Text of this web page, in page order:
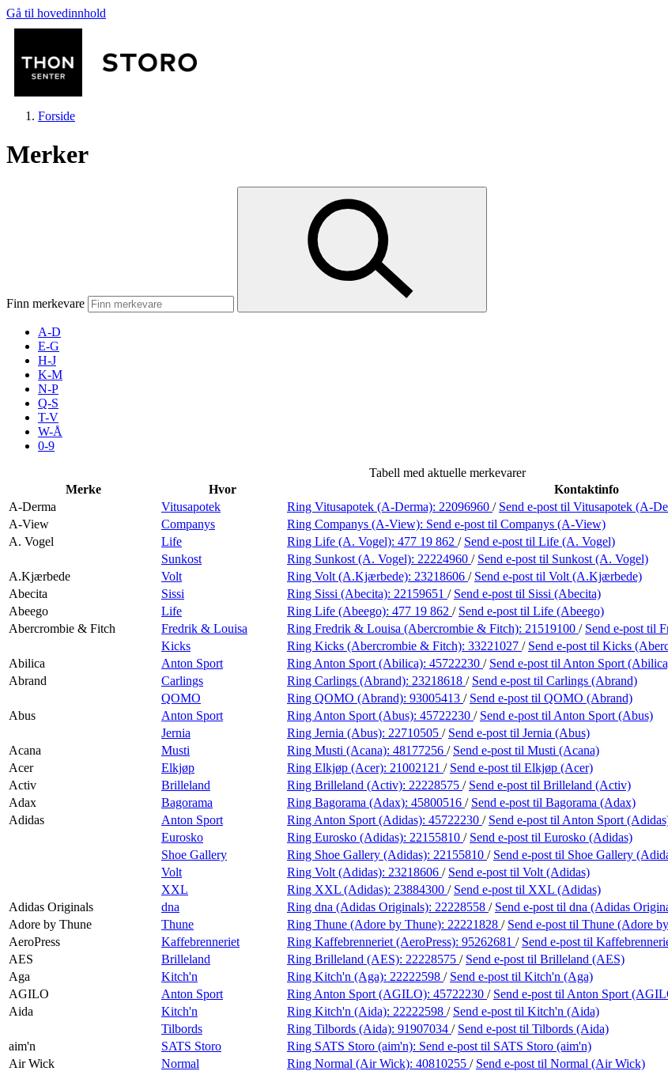
Gå til hovedinnhold
Mat og drikke
Merker
Inspirasjon
Praktisk informasjon
Ledige stillinger
Forside
Merker
Finn merkevare
A-D
E-G
H-J
K-M
N-P
Q-S
T-V
W-Å
0-9
Tabell med aktuelle merkevarer
Merke
Hvor
Kontaktinfo
A-Derma
Vitusapotek Ring Vitusapotek (A-Derma): 22096960 / Send e-post til Vitusapotek (A-
A-View
Companys Ring Companys (A-View): Send e-post til Companys (A-View)
A. Vogel
Life Ring Life (A. Vogel): 477 19 862 / Send e-post til Life (A. Vogel)
Sunkost
Ring Sunkost (A. Vogel): 22224960 / Send e-post til Sunkost (A. Vogel)
A.Kjærbede
Volt Ring Volt (A.Kjærbede): 23218606 / Send e-post til Volt (A.Kjærbede)
Abecita
Sissi Ring Sissi (Abecita): 22159651 / Send e-post til Sissi (Abecita)
Abeego
Life Ring Life (Abeego): 477 19 862 / Send e-post til Life (Abeego)
Abercrombie & Fitch
Fredrik & Louisa Ring Fredrik & Louisa (Abercrombie & Fitch): 21519100 / Send e-post til
Kicks
Ring Kicks (Abercrombie & Fitch): 33221027 / Send e-post til Kicks
Abilica
Anton Sport Ring Anton Sport (Abilica): 45722230 / Send e-post til Anton Sport
Abrand
Carlings Ring Carlings (Abrand): 23218618 / Send e-post til Carlings (Abrand)
QOMO
Ring QOMO (Abrand): 93005413 / Send e-post til QOMO (Abrand)
Abus
Anton Sport Ring Anton Sport (Abus): 45722230 / Send e-post til Anton Sport (Abus)
Jernia
Ring Jernia (Abus): 22710505 / Send e-post til Jernia (Abus)
Acana
Musti Ring Musti (Acana): 48177256 / Send e-post til Musti (Acana)
Acer
Elkjøp Ring Elkjøp (Acer): 21002121 / Send e-post til Elkjøp (Acer)
Activ
Brilleland Ring Brilleland (Activ): 22228575 / Send e-post til Brilleland (Activ)
Adax
Bagorama Ring Bagorama (Adax): 45800516 / Send e-post til Bagorama (Adax)
Adidas
Anton Sport Ring Anton Sport (Adidas): 45722230 / Send e-post til Anton Sport
Eurosko
Ring Eurosko (Adidas): 22155810 / Send e-post til Eurosko (Adidas)
Shoe Gallery
Ring Shoe Gallery (Adidas): 22155810 / Send e-post til Shoe Gallery
Volt
Ring Volt (Adidas): 23218606 / Send e-post til Volt (Adidas)
XXL
Ring XXL (Adidas): 23884300 / Send e-post til XXL (Adidas)
Adidas Originals
dna Ring dna (Adidas Originals): 22228558 / Send e-post til dna (Adidas
Adore by Thune
Thune Ring Thune (Adore by Thune): 22221828 / Send e-post til Thune (Adore
AeroPress
Kaffebrenneriet Ring Kaffebrenneriet (AeroPress): 95262681 / Send e-post til
AES
Brilleland Ring Brilleland (AES): 22228575 / Send e-post til Brilleland (AES)
Aga
Kitch'n Ring Kitch'n (Aga): 22222598 / Send e-post til Kitch'n (Aga)
AGILO
Anton Sport Ring Anton Sport (AGILO): 45722230 / Send e-post til Anton Sport
Aida
Kitch'n Ring Kitch'n (Aida): 22222598 / Send e-post til Kitch'n (Aida)
Tilbords
Ring Tilbords (Aida): 91907034 / Send e-post til Tilbords (Aida)
aim'n
SATS Storo Ring SATS Storo (aim'n): Send e-post til SATS Storo (aim'n)
Air Wick
Normal Ring Normal (Air Wick): 40810255 / Send e-post til Normal (Air Wick)